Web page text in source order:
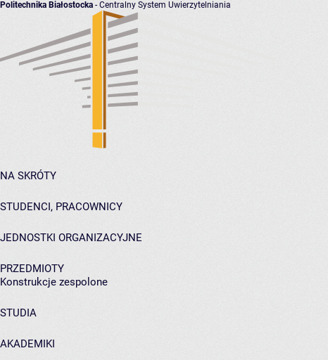
Politechnika Białostocka - Centralny System Uwierzytelniania
NA SKRÓTY
STUDENCI, PRACOWNICY
JEDNOSTKI ORGANIZACYJNE
PRZEDMIOTY
Konstrukcje zespolone
STUDIA
AKADEMIKI